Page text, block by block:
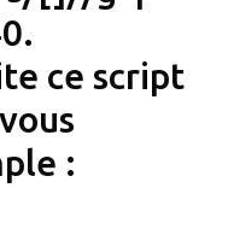
ce script
: